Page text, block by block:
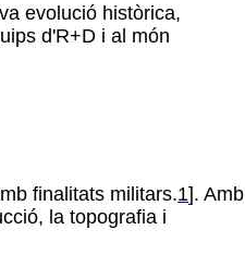
evolució històrica,
d'R+D i al món
finalitats militars.1]. Amb
la topografia i